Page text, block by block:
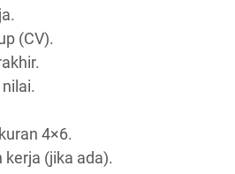
(CV).
4×6.
(jika ada).